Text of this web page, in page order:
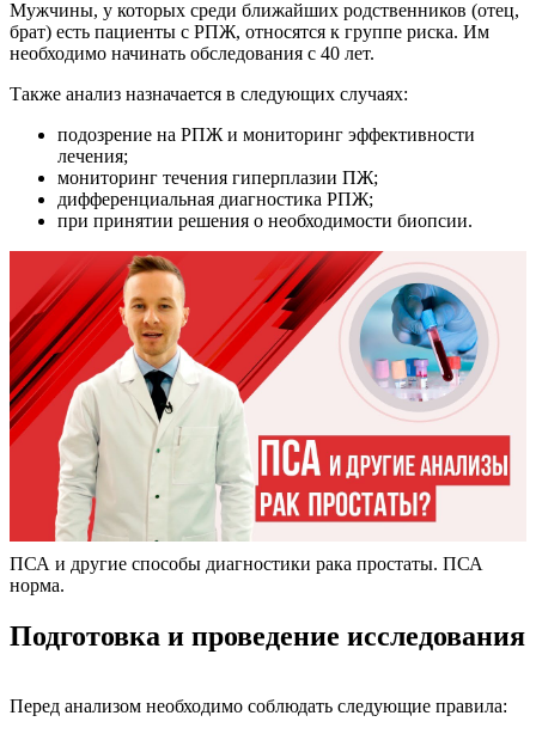
Мужчины, у которых среди ближайших родственников (отец,
брат) есть пациенты с РПЖ, относятся к группе риска. Им
необходимо начинать обследования с 40 лет.
Также анализ назначается в следующих случаях:
подозрение на РПЖ и мониторинг эффективности
лечения;
мониторинг течения гиперплазии ПЖ;
дифференциальная диагностика РПЖ;
при принятии решения о необходимости биопсии.
ПСА и другие способы диагностики рака простаты. ПСА
норма.
Подготовка и проведение исследования
Перед анализом необходимо соблюдать следующие правила: